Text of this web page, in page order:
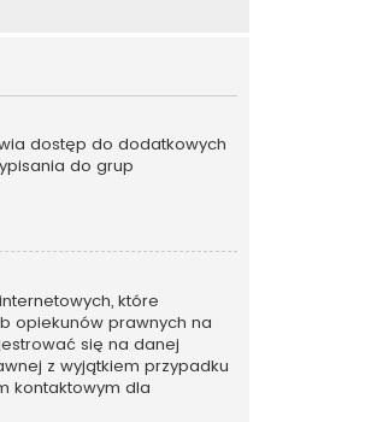
dostęp do dodatkowych
do grup
które
opiekunów prawnych na
się na danej
z wyjątkiem przypadku
kontaktowym dla